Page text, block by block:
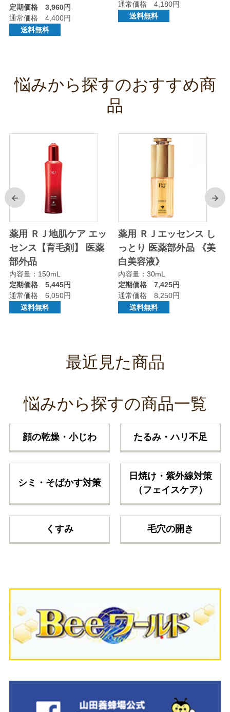
定期価格 3,960円
通常価格 4,400円
送料無料
通常価格 4,180円
送料無料
悩みから探すのおすすめ商
品
前
薬用 ＲＪ地肌ケア エッ
センス【育毛剤】 医薬
部外品
内容量：150mL
定期価格 5,445円
通常価格 6,050円
送料無料
薬用 ＲＪエッセンス し
っとり 医薬部外品 《美
白美容液》
内容量：30mL
定期価格 7,425円
通常価格 8,250円
送料無料
次
最近見た商品
悩みから探すの商品一覧
顔の乾燥・小じわ たるみ・ハリ不足
シミ・そばかす対策
日焼け・紫外線対策
（フェイスケア）
くすみ 毛穴の開き